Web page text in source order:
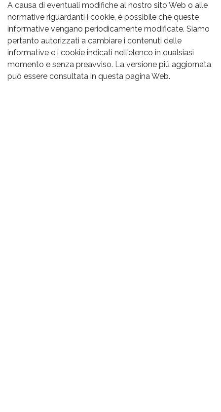
A causa di eventuali modifiche al nostro sito Web o alle
normative riguardanti i cookie, è possibile che queste
informative vengano periodicamente modificate. Siamo
pertanto autorizzati a cambiare i contenuti delle
informative e i cookie indicati nell'elenco in qualsiasi
momento e senza preavviso. La versione più aggiornata
può essere consultata in questa pagina Web.